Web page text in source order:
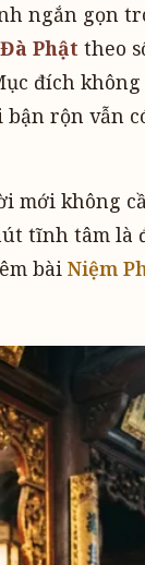
ngắn gọn
Phật theo
đích
bận rộn vẫn
mới không
tĩnh tâm là
bài Niệm